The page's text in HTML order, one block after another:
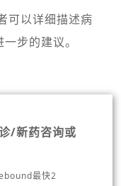
以详细描述病
步的建议。
/新药咨询或
最快2